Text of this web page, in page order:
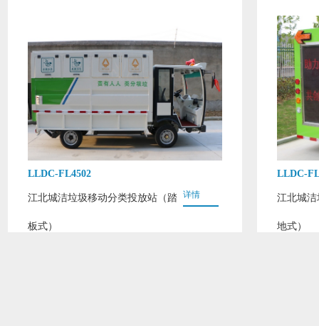
LLDC-FL4502
江北城洁垃圾移动分类投放站（踏
板式）
详情
LLDC-
江北城
地式）